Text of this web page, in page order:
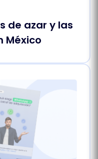
de azar y las
México